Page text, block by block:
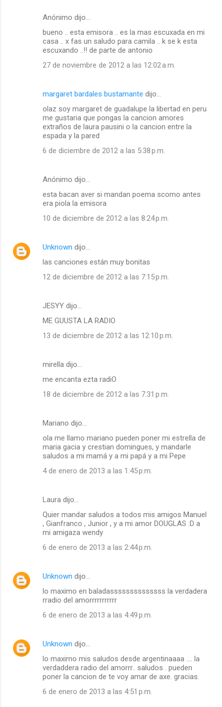
Anónimo dijo…
bueno .. esta emisora .. es la mas escuxada en mi
casa .. x fas un saludo para camila .. k se k esta
escuxando ..!! de parte de antonio
27 de noviembre de 2012 a las 12:02 a.m.
margaret bardales bustamante dijo…
olaz soy margaret de guadalupe la libertad en peru
me gustaria que pongas la cancion amores
extraños de laura pausini o la cancion entre la
espada y la pared
6 de diciembre de 2012 a las 5:38 p.m.
Anónimo dijo…
esta bacan aver si mandan poema scomo antes
era piola la emisora
10 de diciembre de 2012 a las 8:24 p.m.
Unknown dijo…
las canciones están muy bonitas
12 de diciembre de 2012 a las 7:15 p.m.
JESYY dijo…
ME GUUSTA LA RADIO
13 de diciembre de 2012 a las 12:10 p.m.
mirella dijo…
me encanta ezta radiO
18 de diciembre de 2012 a las 7:31 p.m.
Mariano dijo…
ola me llamo mariano pueden poner mi estrella de
maria gacia y crestian domingues, y mandarle
saludos a mi mamá y a mi papá y a mi Pepe
4 de enero de 2013 a las 1:45 p.m.
Laura dijo…
Quier mandar saludos a todos mis amigos Manuel
, Gianfranco , Junior , y a mi amor DOUGLAS :D a
mi amigaza wendy
6 de enero de 2013 a las 2:44 p.m.
Unknown dijo…
lo maximo en baladassssssssssssss la verdadera
rradio del amorrrrrrrrrrr
6 de enero de 2013 a las 4:49 p.m.
Unknown dijo…
lo maximo mis saludos desde argentinaaaa .... la
verdaddera radio del amorrr.. saludos . pueden
poner la cancion de te voy amar de axe. gracias.
6 de enero de 2013 a las 4:51 p.m.